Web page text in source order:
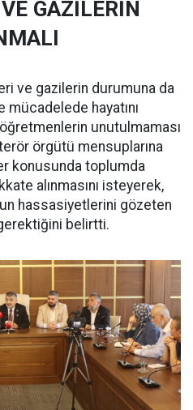
GAZİLERİN
ve gazilerin durumuna da
hayatını
unutulmaması
örgütü mensuplarına
konusunda toplumda
alınmasını isteyerek,
hassasiyetlerini gözeten
belirtti.